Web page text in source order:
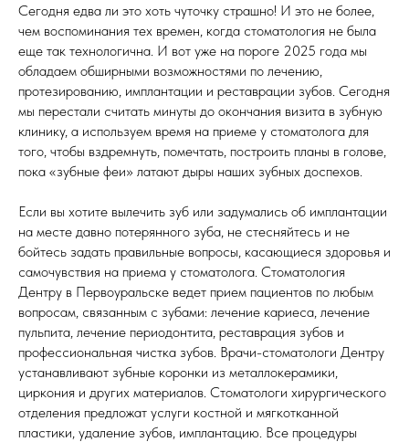
Сегодня едва ли это хоть чуточку страшно! И это не более,
чем воспоминания тех времен, когда стоматология не была
еще так технологична. И вот уже на пороге 2025 года мы
обладаем обширными возможностями по лечению,
протезированию, имплантации и реставрации зубов. Сегодня
мы перестали считать минуты до окончания визита в зубную
клинику, а используем время на приеме у стоматолога для
того, чтобы вздремнуть, помечтать, построить планы в голове,
пока «зубные феи» латают дыры наших зубных доспехов.
Если вы хотите вылечить зуб или задумались об имплантации
на месте давно потерянного зуба, не стесняйтесь и не
бойтесь задать правильные вопросы, касающиеся здоровья и
самочувствия на приема у стоматолога. Стоматология
Дентру в Первоуральске ведет прием пациентов по любым
вопросам, связанным с зубами: лечение кариеса, лечение
пульпита, лечение периодонтита, реставрация зубов и
профессиональная чистка зубов. Врачи-стоматологи Дентру
устанавливают зубные коронки из металлокерамики,
циркония и других материалов. Стоматологи хирургического
отделения предложат услуги костной и мягкотканной
пластики, удаление зубов, имплантацию. Все процедуры